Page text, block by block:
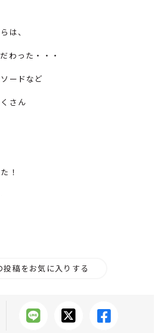
は、
わった・・・
ードなど
さん
！
投稿をお気に入りする